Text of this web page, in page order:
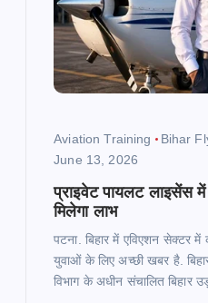
Aviation Training
Bihar
June 13, 2026
प्राइवेट पायलट लाइसेंस
मिलेगा लाभ
पटना. बिहार में एविएशन सेक्टर में
युवाओं के लिए अच्छी खबर है.
विभाग के अधीन संचालित बिहार